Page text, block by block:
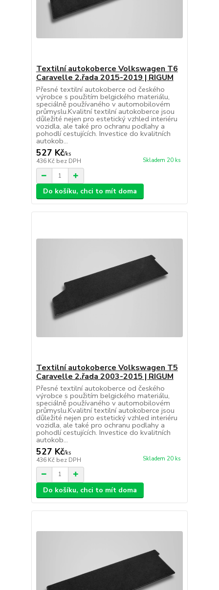
Textilní autokoberce Volkswagen T6
Caravelle 2.řada 2015-2019 | RIGUM
Přesné textilní autokoberce od českého
výrobce s použitím belgického materiálu,
speciálně používaného v automobilovém
průmyslu.Kvalitní textilní autokoberce jsou
důležité nejen pro estetický vzhled interiéru
vozidla, ale také pro ochranu podlahy a
pohodlí cestujících. Investice do kvalitních
autokob...
527 Kč/ks
436 Kč bez DPH Skladem 20 ks
Do košíku, chci to mít doma
Textilní autokoberce Volkswagen T5
Caravelle 2.řada 2003-2015 | RIGUM
Přesné textilní autokoberce od českého
výrobce s použitím belgického materiálu,
speciálně používaného v automobilovém
průmyslu.Kvalitní textilní autokoberce jsou
důležité nejen pro estetický vzhled interiéru
vozidla, ale také pro ochranu podlahy a
pohodlí cestujících. Investice do kvalitních
autokob...
527 Kč/ks
436 Kč bez DPH Skladem 20 ks
Do košíku, chci to mít doma